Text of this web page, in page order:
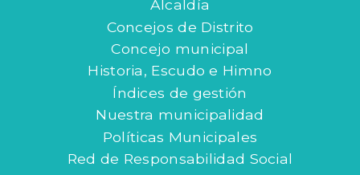
Alcaldía
Concejos de Distrito
Concejo municipal
Historia, Escudo e Himno
Índices de gestión
Nuestra municipalidad
Políticas Municipales
Red de Responsabilidad Social